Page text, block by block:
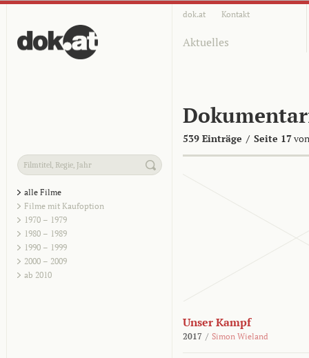
dok.at Kontakt
Aktuelles
539 Einträge / Seite 17
alle Filme
Filme mit Kaufoption
1970 – 1979
1980 – 1989
1990 – 1999
2000 – 2009
ab 2010
Unser Kampf
2017 / Simon Wieland